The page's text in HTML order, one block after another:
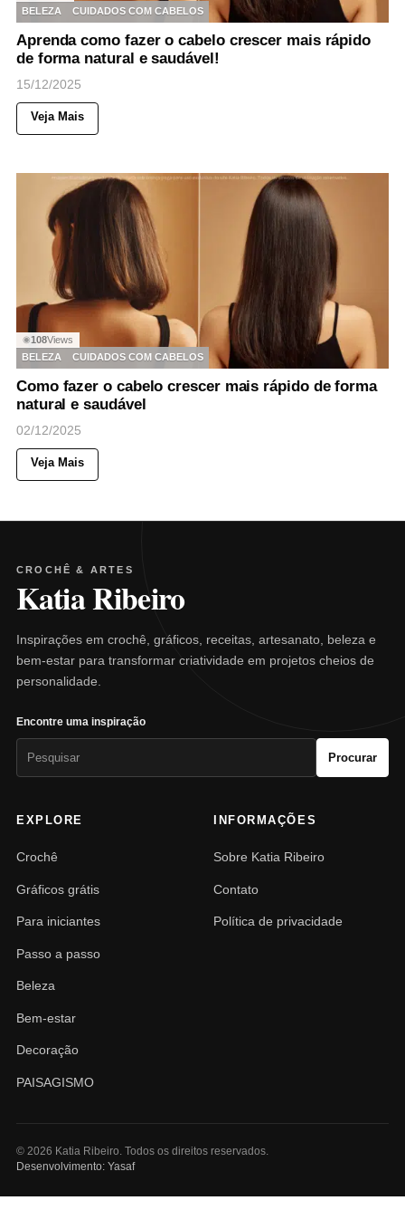
BELEZA
CUIDADOS COM CABELOS
Aprenda como fazer o cabelo crescer mais rápido
de forma natural e saudável!
15/12/2025
Veja Mais
◉108Views
BELEZA
CUIDADOS COM CABELOS
Como fazer o cabelo crescer mais rápido de forma
natural e saudável
02/12/2025
Veja Mais
CROCHÊ & ARTES
Katia Ribeiro
Inspirações em crochê, gráficos, receitas, artesanato, beleza e
bem-estar para transformar criatividade em projetos cheios de
personalidade.
Encontre uma inspiração
Procurar
EXPLORE
Crochê
Gráficos grátis
Para iniciantes
Passo a passo
Beleza
Bem-estar
Decoração
PAISAGISMO
INFORMAÇÕES
Sobre Katia Ribeiro
Contato
Política de privacidade
© 2026 Katia Ribeiro. Todos os direitos reservados.
Desenvolvimento: Yasaf